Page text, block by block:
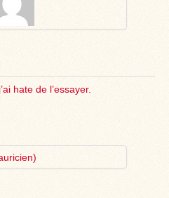
hate de l’essayer.